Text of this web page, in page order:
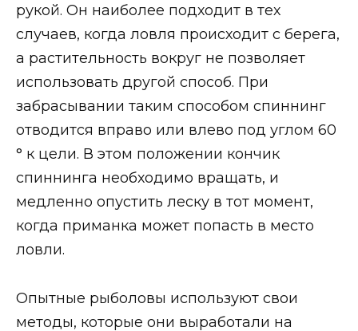
рукой. Он наиболее подходит в тех
случаев, когда ловля происходит с берега,
а растительность вокруг не позволяет
использовать другой способ. При
забрасывании таким способом спиннинг
отводится вправо или влево под углом 60
° к цели. В этом положении кончик
спиннинга необходимо вращать, и
медленно опустить леску в тот момент,
когда приманка может попасть в место
ловли.
Опытные рыболовы используют свои
методы, которые они выработали на